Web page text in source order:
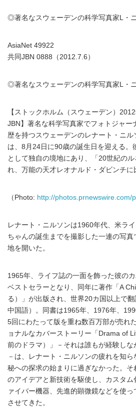
◎著名なスウェーデンの科学写真家L・
AsiaNet 49922
共同JBN 0888（2012.7.6）
◎著名なスウェーデンの科学写真家L・
【ストックホルム（スウェーデン）
JBN】著名な科学写真家でフォトジャー
歴を持つスウェーデンのレナート・ニル
は、8月24日に90歳の誕生日を迎える。
として独自の境地にあり、「20世紀の
れ、万能の天才レオナルド・ダビンチに
（Photo: http://photos.prnewswire.com/
レナート・ニルソンは1960年代、米ラ
ちゃんの誕生までを撮影した一連の写
地を開いた。
1965年、ライフ誌の一面を飾った彼の
ベストセラーとなり、同年に著作「A
る）」が出版され、世界20カ国以上で
中国語）。同書は1965年、1976年、
5回にわたって版を重ね数百万部が売れ
ョナルなカバーストーリー「Drama of
前のドラマ）」－それは誰もが経験し
－は、レナート・ニルソンの疲れを知
秘への探求の始まりに過ぎなかった。
のアイデアと新技術を駆使し、カスタ
ァイバー機器、先進的顕微鏡などを使
させてきた。